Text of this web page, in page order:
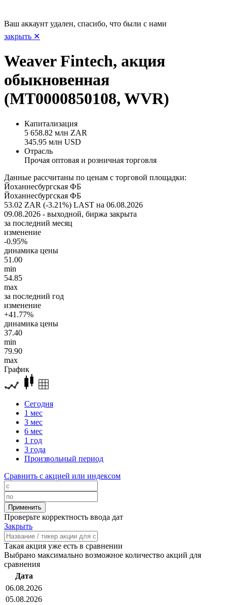
Ваш аккаунт удален, спасибо, что были с нами
закрыть ✕
Weaver Fintech, акция
обыкновенная
(MT0000850108, WVR)
Капитализация
5 658.82 млн ZAR
345.95 млн USD
Отрасль
Прочая оптовая и розничная торговля
Данные рассчитаны по ценам с торговой площадки:
Йоханнесбургская ФБ
Йоханнесбургская ФБ
53.02 ZAR (-3.21%) LAST на 06.08.2026
09.08.2026 - выходной, биржа закрыта
за последний месяц
изменение
-0.95%
динамика цены
51.00
min
54.85
max
за последний год
изменение
+41.77%
динамика цены
37.40
min
79.90
max
График
Сегодня
1 мес
3 мес
6 мес
1 год
3 года
Произвольный период
Сравнить с акцией или индексом
Проверьте корректность ввода дат
Закрыть
Такая акция уже есть в сравнении
Выбрано максимально возможное количество акций для
сравнения
Дата
06.08.2026
05.08.2026